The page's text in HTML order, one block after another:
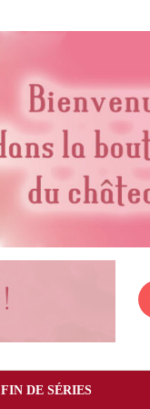
FIN DE SÉRIES